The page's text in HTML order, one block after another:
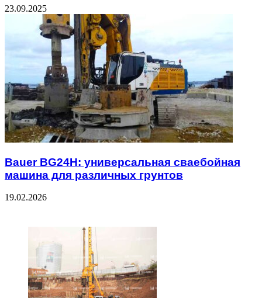
23.09.2025
Bauer BG24H: универсальная сваебойная
машина для различных грунтов
19.02.2026